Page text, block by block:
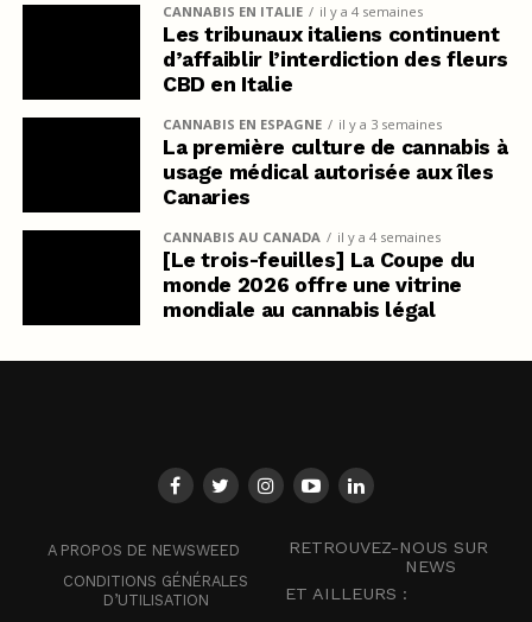
CANNABIS EN ITALIE il y a 4 semaines
Les tribunaux italiens continuent
d’affaiblir l’interdiction des fleurs
CBD en Italie
CANNABIS EN ESPAGNE il y a 3 semaines
La première culture de cannabis à
usage médical autorisée aux îles
Canaries
CANNABIS AU CANADA il y a 4 semaines
[Le trois-feuilles] La Coupe du
monde 2026 offre une vitrine
mondiale au cannabis légal
A PROPOS DE NEWSWEED
CONDITIONS GÉNÉRALES
D’UTILISATION
RETROUVEZ-NOUS SUR
NEWS
ET AILLEURS :